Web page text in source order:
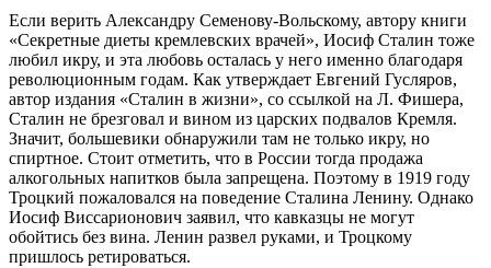
Если верить Александру Семенову-Вольскому, автору книги
«Секретные диеты кремлевских врачей», Иосиф Сталин тоже
любил икру, и эта любовь осталась у него именно благодаря
революционным годам. Как утверждает Евгений Гусляров,
автор издания «Сталин в жизни», со ссылкой на Л. Фишера,
Сталин не брезговал и вином из царских подвалов Кремля.
Значит, большевики обнаружили там не только икру, но
спиртное. Стоит отметить, что в России тогда продажа
алкогольных напитков была запрещена. Поэтому в 1919 году
Троцкий пожаловался на поведение Сталина Ленину. Однако
Иосиф Виссарионович заявил, что кавказцы не могут
обойтись без вина. Ленин развел руками, и Троцкому
пришлось ретироваться.